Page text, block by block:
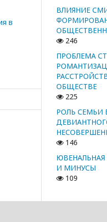
в
ВЛИЯНИЕ
246
ПРОБЛЕМА
ОБЩЕСТВЕ
225
РОЛЬ
146
И МИНУСЫ
109